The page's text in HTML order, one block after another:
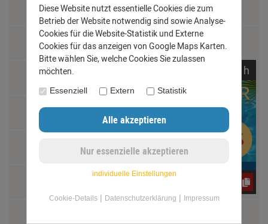
Schäden und Reklamationen
Vertrag widerrufen
Jobs
Montage und Installationshilfen
h
Diese Website nutzt essentielle Cookies die zum
Betrieb der Website notwendig sind sowie Analyse-
Cookies für die Website-Statistik und Externe
Cookies für das anzeigen von Google Maps Karten.
Bitte wählen Sie, welche Cookies Sie zulassen
möchten.
Essenziell Extern Statistik
individuelle Einstellungen
Cookie-Details| Datenschutzerklärung | Impressum